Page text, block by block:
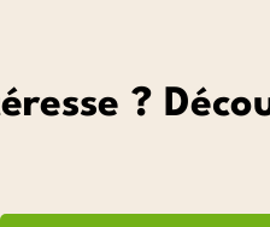
?